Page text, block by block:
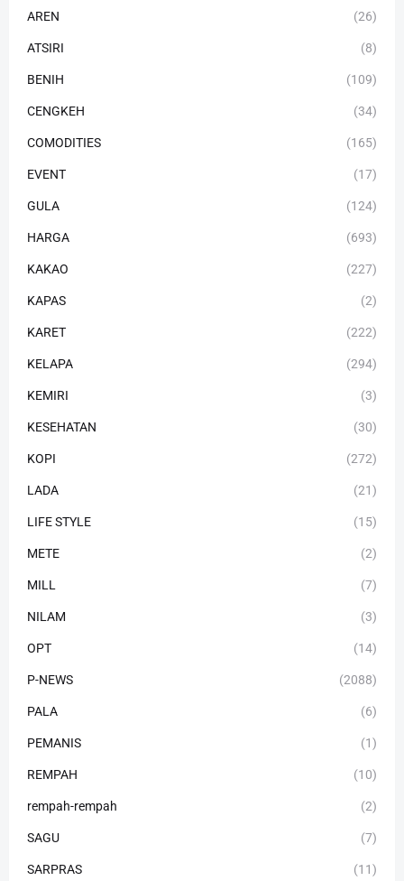
AREN (26)
ATSIRI (8)
BENIH (109)
CENGKEH (34)
COMODITIES (165)
EVENT (17)
GULA (124)
HARGA (693)
KAKAO (227)
KAPAS (2)
KARET (222)
KELAPA (294)
KEMIRI (3)
KESEHATAN (30)
KOPI (272)
LADA (21)
LIFE STYLE (15)
METE (2)
MILL (7)
NILAM (3)
OPT (14)
P-NEWS (2088)
PALA (6)
PEMANIS (1)
REMPAH (10)
rempah-rempah (2)
SAGU (7)
SARPRAS (11)